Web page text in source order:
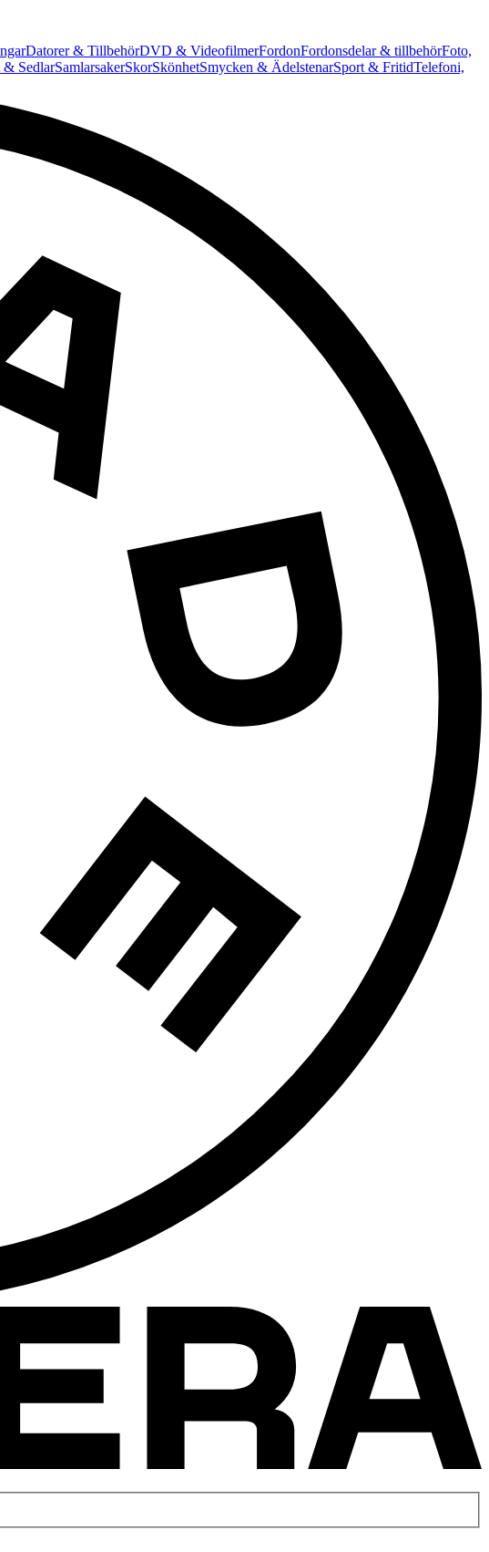
Datorer & TillbehörDVD & VideofilmerFordonFordonsdelar & tillbehörFoto,
SedlarSamlarsakerSkorSkönhetSmycken & ÄdelstenarSport & FritidTelefoni,